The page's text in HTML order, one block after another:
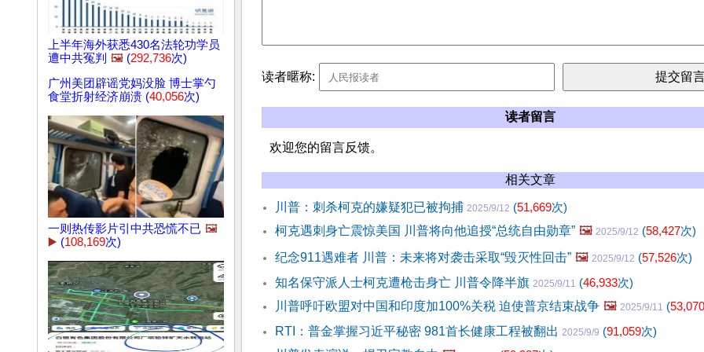
上半年海外获悉430名法轮功学员
遭中共冤判 🖼️ (292,736次)
广州美团辟谣党妈没脸 博士掌勺
食堂折射经济崩溃 (40,056次)
一则热传影片引中共恐慌不已 🖼️
▶️ (108,169次)
读者暱称:
读者留言
欢迎您的留言反馈。
相关文章
川普：刺杀柯克的嫌疑犯已被拘捕 2025/9/12 (51,669次)
柯克遇刺身亡震惊美国 川普将向他追授“总统自由勋章” 🖼️ 2025/9/12 (58,427次)
纪念911遇难者 川普：未来将对袭击采取“毁灭性回击” 🖼️ 2025/9/12 (57,526次)
知名保守派人士柯克遭枪击身亡 川普令降半旗 2025/9/11 (46,933次)
川普呼吁欧盟对中国和印度加100%关税 迫使普京结束战争 🖼️ 2025/9/11 (53,070
RTI：普金掌握习近平秘密 981首长健康工程被翻出 2025/9/9 (91,059次)